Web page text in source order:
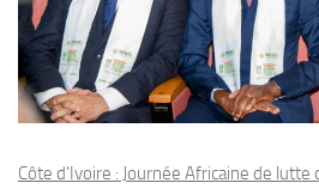
Côte d'Ivoire : Journée Africaine de lutte